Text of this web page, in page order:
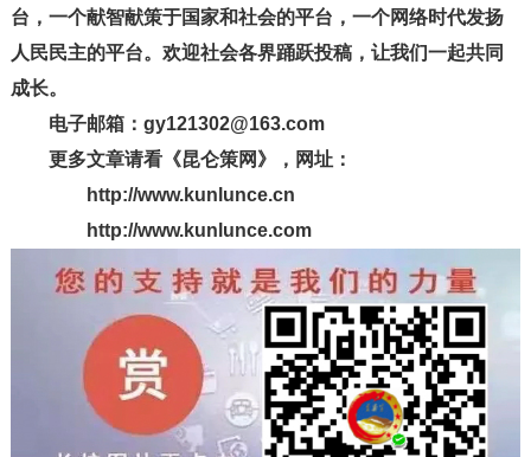
台，一个献智献策于国家和社会的平台，一个网络时代发扬
人民民主的平台。欢迎社会各界踊跃投稿，让我们一起共同
成长。
电子邮箱：gy121302@163.com
更多文章请看《昆仑策网》，网址：
http://www.kunlunce.cn
http://www.kunlunce.com